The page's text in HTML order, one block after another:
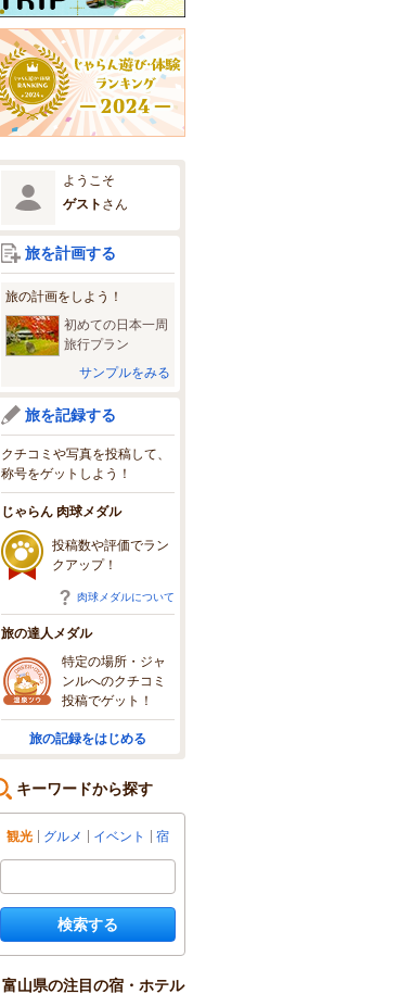
ようこそ
ゲスト さん
旅を計画する
旅の計画をしよう！
初めての日本一周
旅行プラン
サンプルをみる
旅を記録する
クチコミや写真を投稿して、
称号をゲットしよう！
じゃらん 肉球メダル
投稿数や評価でラン
クアップ！
肉球メダルについて
旅の達人メダル
特定の場所・ジャ
ンルへのクチコミ
投稿でゲット！
旅の記録をはじめる
キーワードから探す
観光 グルメ イベント 宿
検索する
富山県の注目の宿・ホテル